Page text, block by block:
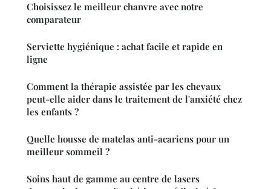
Choisissez le meilleur chanvre avec notre
comparateur
Serviette hygiénique : achat facile et rapide en
ligne
Comment la thérapie assistée par les chevaux
peut-elle aider dans le traitement de l'anxiété chez
les enfants ?
Quelle housse de matelas anti-acariens pour un
meilleur sommeil ?
Soins haut de gamme au centre de lasers